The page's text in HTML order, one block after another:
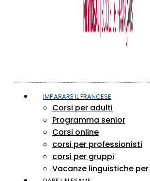
IMPARARE IL FRANCESE
Corsi per adulti
Programma senior
Corsi online
corsi per professionisti
corsi per gruppi
Vacanze linguistiche